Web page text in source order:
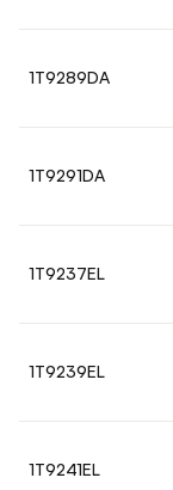
1T9289DA
1T9291DA
1T9237EL
1T9239EL
1T9241EL